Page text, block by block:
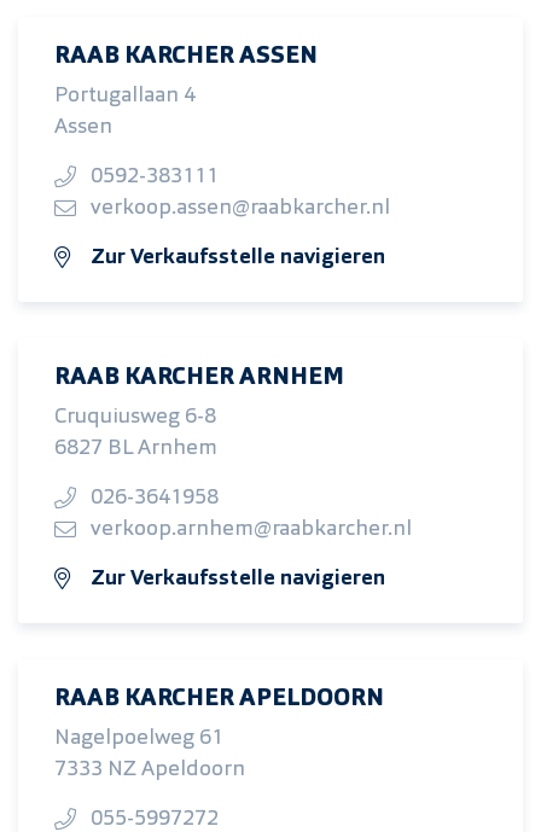
RAAB KARCHER ASSEN
Portugallaan 4
Assen
0592-383111
verkoop.assen@raabkarcher.nl
Zur Verkaufsstelle navigieren
RAAB KARCHER ARNHEM
Cruquiusweg 6-8
6827 BL Arnhem
026-3641958
verkoop.arnhem@raabkarcher.nl
Zur Verkaufsstelle navigieren
RAAB KARCHER APELDOORN
Nagelpoelweg 61
7333 NZ Apeldoorn
055-5997272